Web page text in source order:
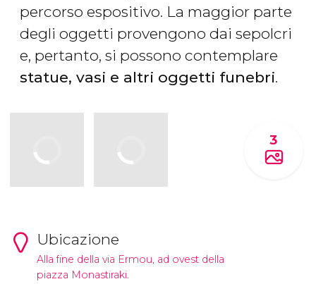
percorso espositivo. La maggior parte
degli oggetti provengono dai sepolcri
e, pertanto, si possono contemplare
statue, vasi e altri oggetti funebri.
3
Ubicazione
Alla fine della via Ermou, ad ovest della
piazza Monastiraki.